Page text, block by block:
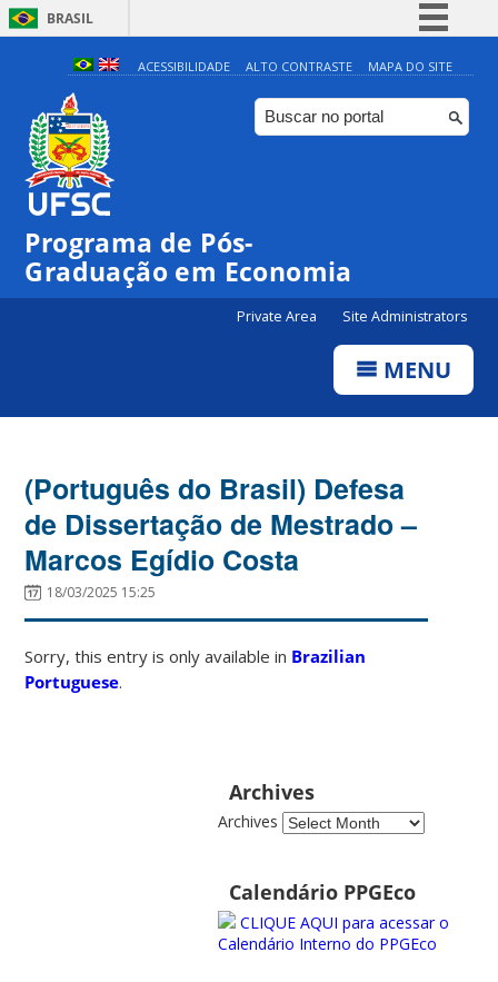
BRASIL
Simplifique!
Comunica BR
Participe
ACESSIBILIDADE ALTO CONTRASTE MAPA DO SITE
Programa de Pós-
Graduação em Economia
Private Area Site Administrators
MENU
(Português do Brasil) Defesa
de Dissertação de Mestrado –
Marcos Egídio Costa
18/03/2025 15:25
Sorry, this entry is only available in Brazilian
Portuguese.
Archives
Archives
Calendário PPGEco
CLIQUE AQUI para acessar o
Calendário Interno do PPGEco